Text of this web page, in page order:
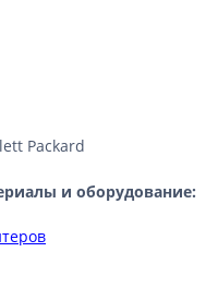
Packard
и оборудование: